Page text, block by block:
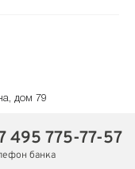
дом 79
495 775-77-57
банка